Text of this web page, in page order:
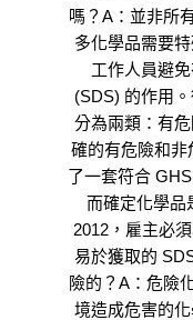
嗎？A：並非所
多化學品需要
工作人員避
(SDS) 的作用
分為兩類：有
確的有危險和非
了一套符合
而確定化學品
2012，雇主必
易於獲取的
險的？A：危險
境造成危害的